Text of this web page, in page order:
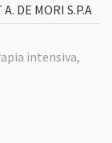
DE MORI S.P.A
intensiva,